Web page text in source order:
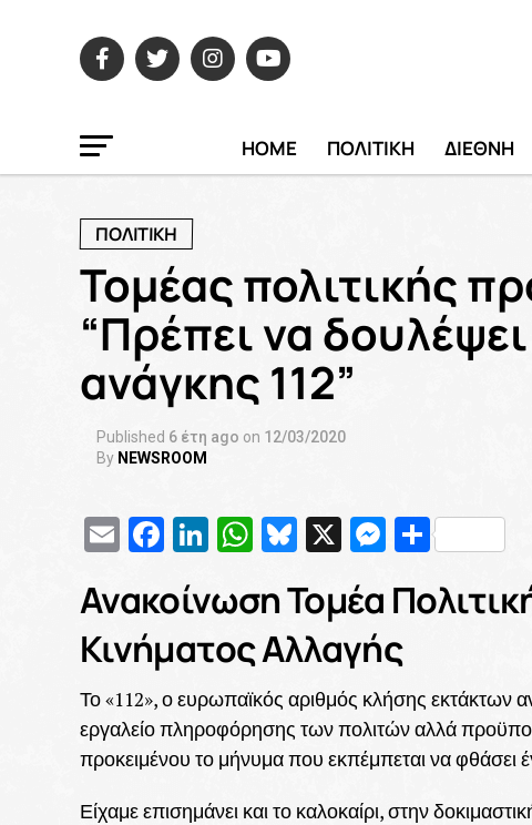
HOME ΠΟΛΙΤΙΚΗ ΔΙΕΘΝΗ
ΠΟΛΙΤΙΚΗ
Τομέας πολιτικής
“Πρέπει να
ανάγκης 112”
Published 6 έτη ago on 12/03/2020
By NEWSROOM
EmailFacebook
LinkedIn
WhatsApp
Bluesky
X
Ανακοίνωση Τομέα
Κινήματος Αλλαγής
Το «112», ο ευρωπαϊκός αριθμός κλήσης εκτάκτων
εργαλείο πληροφόρησης των πολιτών αλλά
προκειμένου το μήνυμα που εκπέμπεται να φθάσει
Είχαμε επισημάνει και το καλοκαίρι, στην